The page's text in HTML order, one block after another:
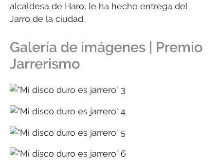
alcaldesa de Haro, le ha hecho entrega del
Jarro de la ciudad.
Galería de imágenes | Premio
Jarrerismo